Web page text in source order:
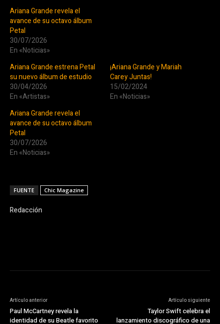
Ariana Grande revela el
avance de su octavo álbum
Petal
30/07/2026
En «Noticias»
Ariana Grande estrena Petal
su nuevo álbum de estudio
30/04/2026
En «Artistas»
¡Ariana Grande y Mariah
Carey Juntas!
15/02/2024
En «Noticias»
Ariana Grande revela el
avance de su octavo álbum
Petal
30/07/2026
En «Noticias»
FUENTE Chic Magazine
Redacción
Artículo anterior
Paul McCartney revela la
identidad de su Beatle favorito
Artículo siguiente
Taylor Swift celebra el
lanzamiento discográfico de una